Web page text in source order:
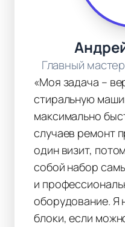
Главный
«Моя задача –
стиральную
максимально
случаев ремонт
один визит,
собой набор
и
оборудование. Я
блоки, если